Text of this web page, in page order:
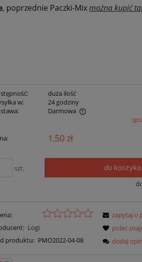
, poprzednie Paczki-Mixmożna kupić
duża ilość
w:
24 godziny
Darmowa
1,50 zł
szt. do koszyka
Logi
produktu: PMO2022-04-08
zapytaj o
poleć
dodaj